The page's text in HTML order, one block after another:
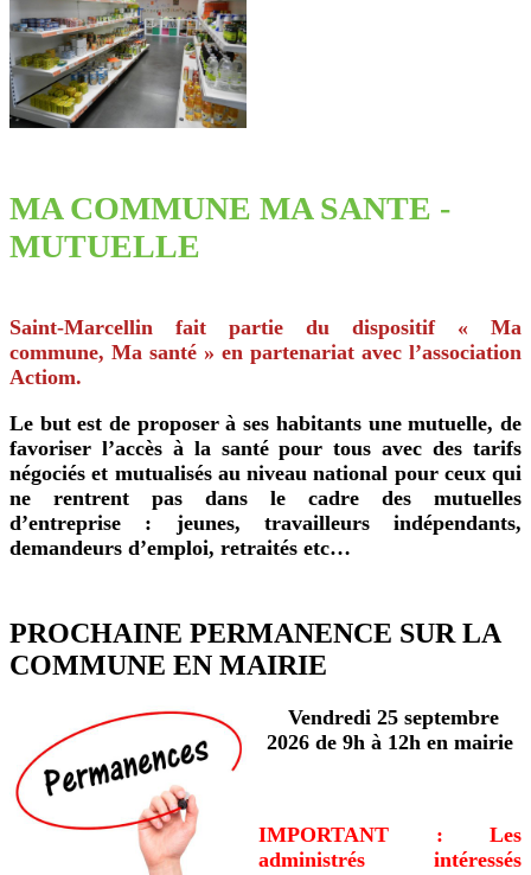
MA COMMUNE MA SANTE -
MUTUELLE
Saint-Marcellin fait partie du dispositif « Ma
commune, Ma santé » en partenariat avec l’association
Actiom.
Le but est de proposer à ses habitants une mutuelle, de
favoriser l’accès à la santé pour tous avec des tarifs
négociés et mutualisés au niveau national pour ceux qui
ne rentrent pas dans le cadre des mutuelles
d’entreprise : jeunes, travailleurs indépendants,
demandeurs d’emploi, retraités etc…
PROCHAINE PERMANENCE SUR LA
COMMUNE EN MAIRIE
Vendredi 25 septembre
2026 de 9h à 12h en mairie
IMPORTANT : Les
administrés intéressés